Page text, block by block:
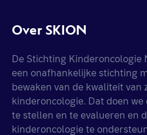
Over SKION
De Stichting Kinderoncologie
een onafhankelijke stichting
bewaken van de kwaliteit van
kinderoncologie. Dat doen
te stellen en te evalueren en
kinderoncologie te